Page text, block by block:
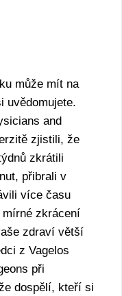
může mít na
uvědomujete.
and
zjistili, že
zkrátili
přibrali v
více času
zkrácení
zdraví větší
z Vagelos
při
dospělí, kteří si